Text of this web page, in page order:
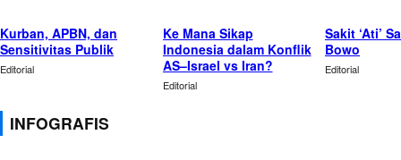
Kurban, APBN, dan
Sensitivitas Publik
Editorial
Ke Mana Sikap
Indonesia dalam Konflik
AS–Israel vs Iran?
Editorial
Sakit ‘Ati’
Bowo
Editorial
INFOGRAFIS